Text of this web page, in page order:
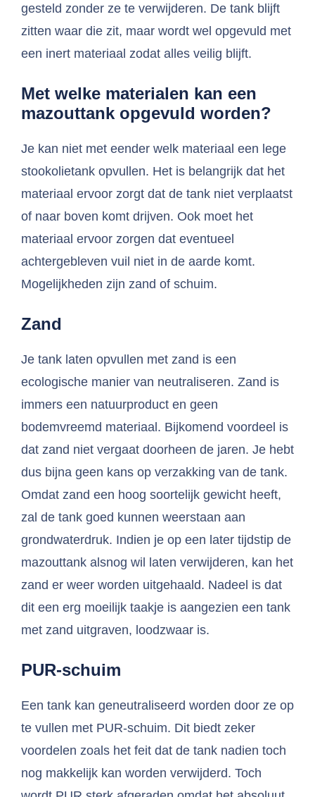
gesteld zonder ze te verwijderen. De tank blijft
zitten waar die zit, maar wordt wel opgevuld met
een inert materiaal zodat alles veilig blijft.
Met welke materialen kan een
mazouttank opgevuld worden?
Je kan niet met eender welk materiaal een lege
stookolietank opvullen. Het is belangrijk dat het
materiaal ervoor zorgt dat de tank niet verplaatst
of naar boven komt drijven. Ook moet het
materiaal ervoor zorgen dat eventueel
achtergebleven vuil niet in de aarde komt.
Mogelijkheden zijn zand of schuim.
Zand
Je tank laten opvullen met zand is een
ecologische manier van neutraliseren. Zand is
immers een natuurproduct en geen
bodemvreemd materiaal. Bijkomend voordeel is
dat zand niet vergaat doorheen de jaren. Je hebt
dus bijna geen kans op verzakking van de tank.
Omdat zand een hoog soortelijk gewicht heeft,
zal de tank goed kunnen weerstaan aan
grondwaterdruk. Indien je op een later tijdstip de
mazouttank alsnog wil laten verwijderen, kan het
zand er weer worden uitgehaald. Nadeel is dat
dit een erg moeilijk taakje is aangezien een tank
met zand uitgraven, loodzwaar is.
PUR-schuim
Een tank kan geneutraliseerd worden door ze op
te vullen met PUR-schuim. Dit biedt zeker
voordelen zoals het feit dat de tank nadien toch
nog makkelijk kan worden verwijderd. Toch